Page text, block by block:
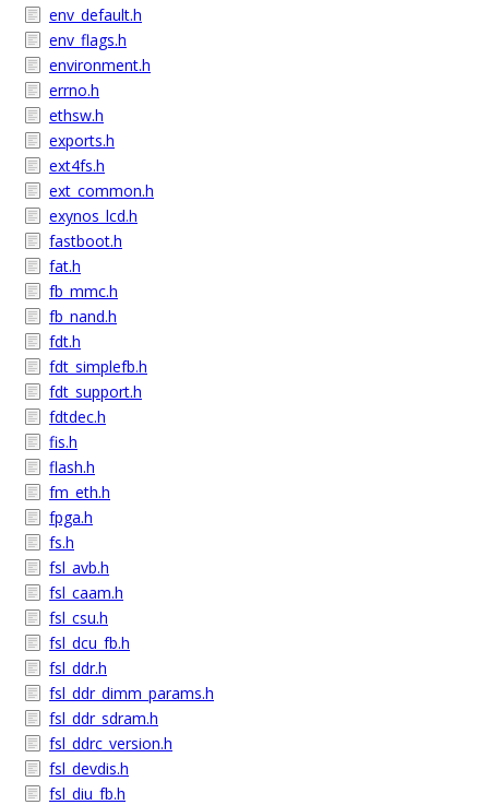
env_default.h
env_flags.h
environment.h
errno.h
ethsw.h
exports.h
ext4fs.h
ext_common.h
exynos_lcd.h
fastboot.h
fat.h
fb_mmc.h
fb_nand.h
fdt.h
fdt_simplefb.h
fdt_support.h
fdtdec.h
fis.h
flash.h
fm_eth.h
fpga.h
fs.h
fsl_avb.h
fsl_caam.h
fsl_csu.h
fsl_dcu_fb.h
fsl_ddr.h
fsl_ddr_dimm_params.h
fsl_ddr_sdram.h
fsl_ddrc_version.h
fsl_devdis.h
fsl_diu_fb.h